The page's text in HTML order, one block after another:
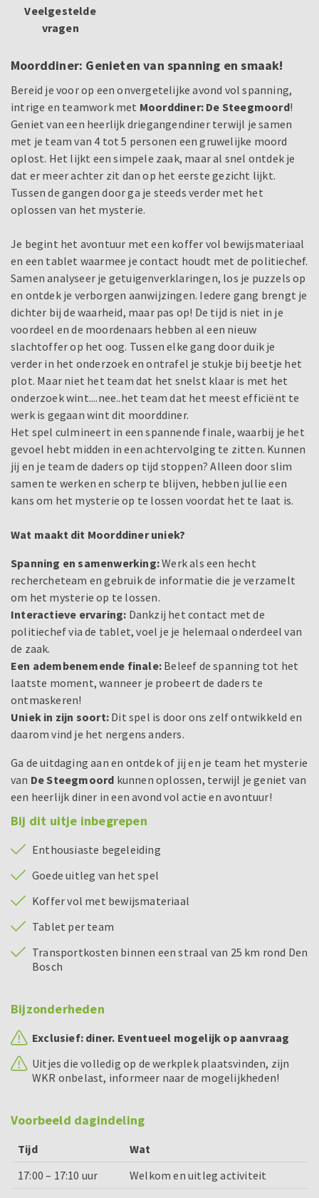
Veelgestelde
vragen
Moorddiner: Genieten van spanning en smaak!
Bereid je voor op een onvergetelijke avond vol spanning,
intrige en teamwork met Moorddiner: De Steegmoord!
Geniet van een heerlijk driegangendiner terwijl je samen
met je team van 4 tot 5 personen een gruwelijke moord
oplost. Het lijkt een simpele zaak, maar al snel ontdek je
dat er meer achter zit dan op het eerste gezicht lijkt.
Tussen de gangen door ga je steeds verder met het
oplossen van het mysterie.
Je begint het avontuur met een koffer vol bewijsmateriaal
en een tablet waarmee je contact houdt met de politiechef.
Samen analyseer je getuigenverklaringen, los je puzzels op
en ontdek je verborgen aanwijzingen. Iedere gang brengt je
dichter bij de waarheid, maar pas op! De tijd is niet in je
voordeel en de moordenaars hebben al een nieuw
slachtoffer op het oog. Tussen elke gang door duik je
verder in het onderzoek en ontrafel je stukje bij beetje het
plot. Maar niet het team dat het snelst klaar is met het
onderzoek wint....nee..het team dat het meest efficiënt te
werk is gegaan wint dit moorddiner.
Het spel culmineert in een spannende finale, waarbij je het
gevoel hebt midden in een achtervolging te zitten. Kunnen
jij en je team de daders op tijd stoppen? Alleen door slim
samen te werken en scherp te blijven, hebben jullie een
kans om het mysterie op te lossen voordat het te laat is.
Wat maakt dit Moorddiner uniek?
Spanning en samenwerking:Werk als een hecht
rechercheteam en gebruik de informatie die je verzamelt
om het mysterie op te lossen.
Interactieve ervaring: Dankzij het contact met de
politiechef via de tablet, voel je je helemaal onderdeel van
de zaak.
Een adembenemende finale: Beleef de spanning tot het
laatste moment, wanneer je probeert de daders te
ontmaskeren!
Uniek in zijn soort: Dit spel is door ons zelf ontwikkeld en
daarom vind je het nergens anders.
Ga de uitdaging aan en ontdek of jij en je team het mysterie
van De Steegmoord kunnen oplossen, terwijl je geniet van
een heerlijk diner in een avond vol actie en avontuur!
Bij dit uitje inbegrepen
Enthousiaste begeleiding
Goede uitleg van het spel
Koffer vol met bewijsmateriaal
Tablet per team
Transportkosten binnen een straal van 25 km rond Den
Bosch
Bijzonderheden
Exclusief: diner. Eventueel mogelijk op aanvraag
Uitjes die volledig op de werkplek plaatsvinden, zijn
WKR onbelast, informeer naar de mogelijkheden!
Voorbeeld dagindeling
Tijd
Wat
17:00 – 17:10 uur
Welkom en uitleg activiteit